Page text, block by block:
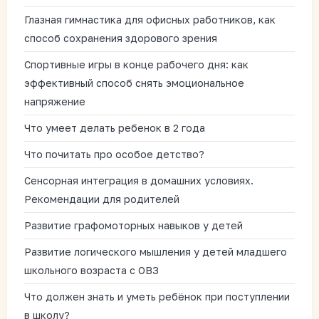
Глазная гимнастика для офисных работников, как
способ сохранения здорового зрения
Спортивные игры в конце рабочего дня: как
эффективный способ снять эмоциональное
напряжение
Что умеет делать ребенок в 2 года
Что почитать про особое детство?
Сенсорная интеграция в домашних условиях.
Рекомендации для родителей
Развитие графомоторных навыков у детей
Развитие логического мышления у детей младшего
школьного возраста с ОВЗ
Что должен знать и уметь ребёнок при поступлении
в школу?